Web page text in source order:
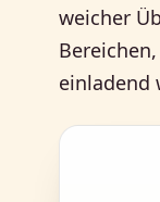
weicher
einladend